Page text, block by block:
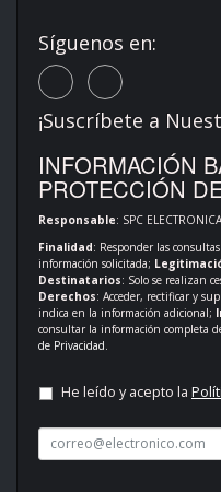
Síguenos en:
¡Suscríbete a
INFORMACIÓN
PROTECCIÓN
Responsable: SPC
Finalidad: Responder las
información solicitada;
Destinatarios: Solo se realizan
Derechos: Acceder, rectificar y
indica en la información adicional;
consultar la información completa
de Privacidad
He leído y acepto la